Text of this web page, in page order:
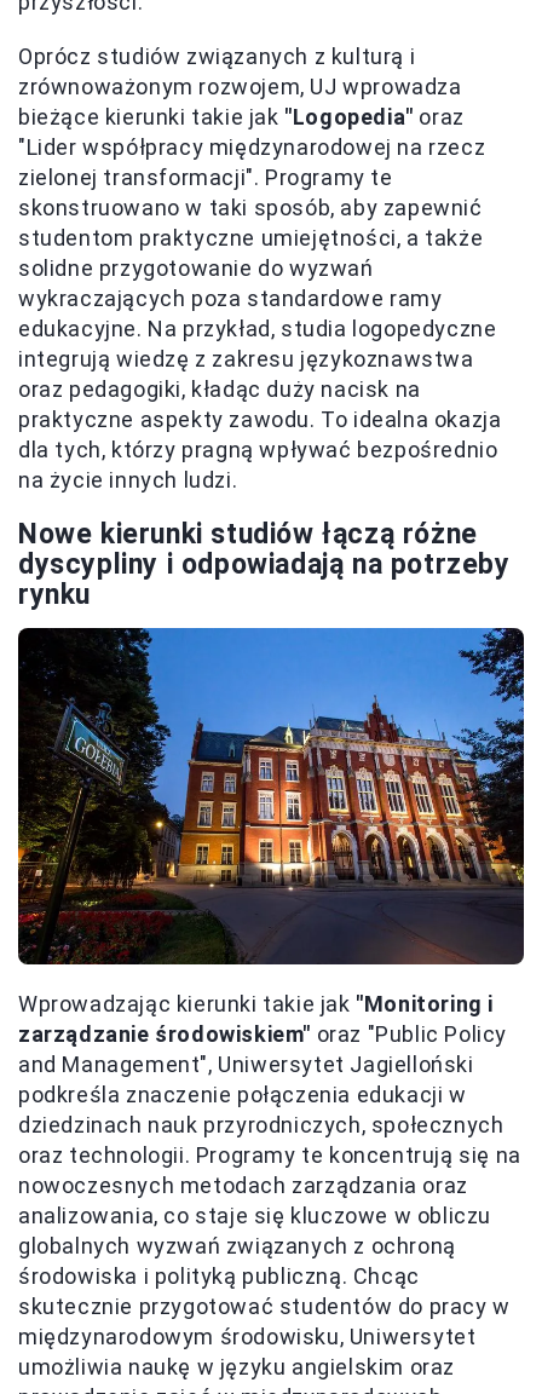
Oprócz studiów związanych z kulturą i
zrównoważonym rozwojem, UJ wprowadza
bieżące kierunki takie jak "Logopedia" oraz
"Lider współpracy międzynarodowej na rzecz
zielonej transformacji". Programy te
skonstruowano w taki sposób, aby zapewnić
studentom praktyczne umiejętności, a także
solidne przygotowanie do wyzwań
wykraczających poza standardowe ramy
edukacyjne. Na przykład, studia logopedyczne
integrują wiedzę z zakresu językoznawstwa
oraz pedagogiki, kładąc duży nacisk na
praktyczne aspekty zawodu. To idealna okazja
dla tych, którzy pragną wpływać bezpośrednio
na życie innych ludzi.
Nowe kierunki studiów łączą różne
dyscypliny i odpowiadają na potrzeby
rynku
Wprowadzając kierunki takie jak "Monitoring i
zarządzanie środowiskiem" oraz "Public Policy
and Management", Uniwersytet Jagielloński
podkreśla znaczenie połączenia edukacji w
dziedzinach nauk przyrodniczych, społecznych
oraz technologii. Programy te koncentrują się na
nowoczesnych metodach zarządzania oraz
analizowania, co staje się kluczowe w obliczu
globalnych wyzwań związanych z ochroną
środowiska i polityką publiczną. Chcąc
skutecznie przygotować studentów do pracy w
międzynarodowym środowisku, Uniwersytet
umożliwia naukę w języku angielskim oraz